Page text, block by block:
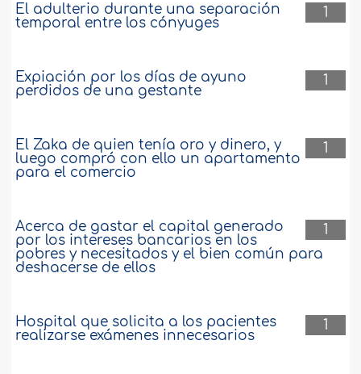
1
El adulterio durante una separación
temporal entre los cónyuges
1
Expiación por los días de ayuno
perdidos de una gestante
1
El Zaka de quien tenía oro y dinero, y
luego compró con ello un apartamento
para el comercio
1
Acerca de gastar el capital generado
por los intereses bancarios en los
pobres y necesitados y el bien común para
deshacerse de ellos
1
Hospital que solicita a los pacientes
realizarse exámenes innecesarios